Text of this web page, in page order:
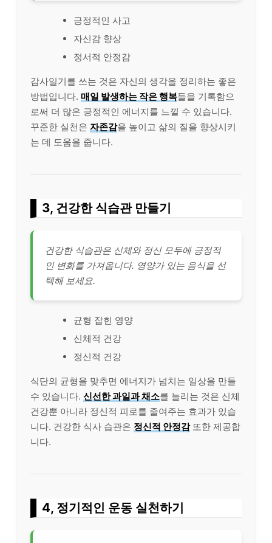
긍정적인 사고
자신감 향상
정서적 안정감
감사일기를 쓰는 것은 자신의 생각을 정리하는 좋은
방법입니다. 매일 발생하는 작은 행복들을 기록함으
로써 더 많은 긍정적인 에너지를 느낄 수 있습니다.
꾸준한 실천은 자존감을 높이고 삶의 질을 향상시키
는 데 도움을 줍니다.
3, 건강한 식습관 만들기
건강한 식습관은 신체와 정신 모두에 긍정적
인 변화를 가져옵니다. 영양가 있는 음식을 선
택해 보세요.
균형 잡힌 영양
신체적 건강
정신적 건강
식단의 균형을 맞추면 에너지가 넘치는 일상을 만들
수 있습니다. 신선한 과일과 채소를 늘리는 것은 신체
건강뿐 아니라 정신적 피로를 줄여주는 효과가 있습
니다. 건강한 식사 습관은 정신적 안정감또한 제공합
니다.
4, 정기적인 운동 실천하기